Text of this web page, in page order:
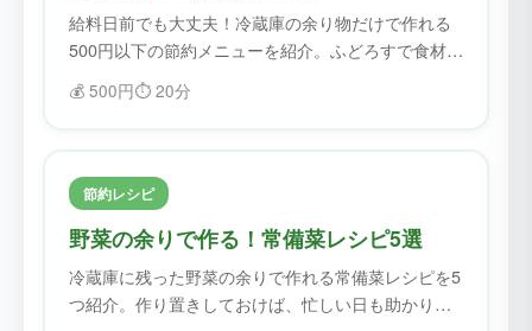
給料日前でも大丈夫！冷蔵庫の余り物だけで作れる
500円以下の節約メニューを紹介。ふどろすで食材を
確認してから作れば、無駄なく節約できます。
💰 500円⏱️ 20分
節約レシピ
野菜の余りで作る！常備菜レシピ5選
冷蔵庫に残った野菜の余りで作れる常備菜レシピを5
つ紹介。作り置きしておけば、忙しい日も助かりま